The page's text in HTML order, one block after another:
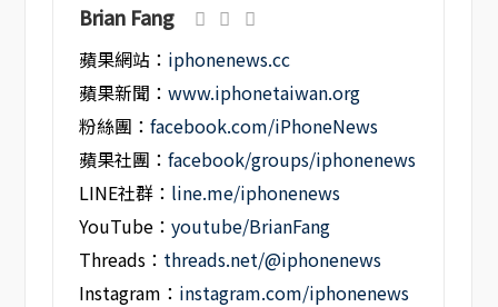
Brian Fang
蘋果網站： iphonenews.cc
蘋果新聞：www.iphonetaiwan.org
粉絲團：facebook.com/iPhoneNews
蘋果社團：facebook/groups/iphonenews
LINE社群： line.me/iphonenews
YouTube：youtube/BrianFang
Threads： threads.net/@iphonenews
Instagram： instagram.com/iphonenews